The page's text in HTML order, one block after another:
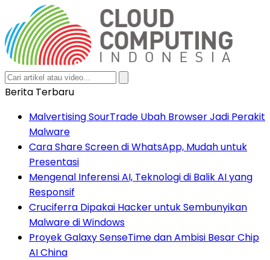
Berita Terbaru
Malvertising SourTrade Ubah Browser Jadi Perakit
Malware
Cara Share Screen di WhatsApp, Mudah untuk
Presentasi
Mengenal Inferensi AI, Teknologi di Balik AI yang
Responsif
Cruciferra Dipakai Hacker untuk Sembunyikan
Malware di Windows
Proyek Galaxy SenseTime dan Ambisi Besar Chip
AI China